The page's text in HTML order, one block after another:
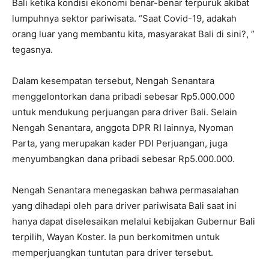
Bali ketika kondisi ekonomi benar-benar terpuruk akibat
lumpuhnya sektor pariwisata. “Saat Covid-19, adakah
orang luar yang membantu kita, masyarakat Bali di sini?, ”
tegasnya.
Dalam kesempatan tersebut, Nengah Senantara
menggelontorkan dana pribadi sebesar Rp5.000.000
untuk mendukung perjuangan para driver Bali. Selain
Nengah Senantara, anggota DPR RI lainnya, Nyoman
Parta, yang merupakan kader PDI Perjuangan, juga
menyumbangkan dana pribadi sebesar Rp5.000.000.
Nengah Senantara menegaskan bahwa permasalahan
yang dihadapi oleh para driver pariwisata Bali saat ini
hanya dapat diselesaikan melalui kebijakan Gubernur Bali
terpilih, Wayan Koster. Ia pun berkomitmen untuk
memperjuangkan tuntutan para driver tersebut.